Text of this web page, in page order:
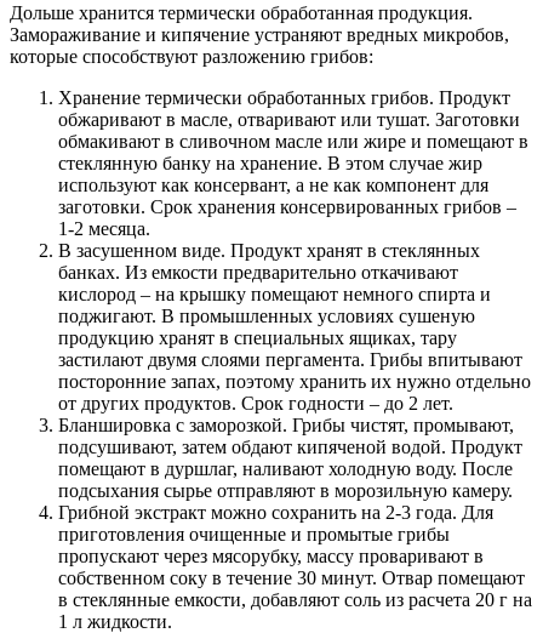
Дольше хранится термически обработанная продукция.
Замораживание и кипячение устраняют вредных микробов,
которые способствуют разложению грибов:
Хранение термически обработанных грибов. Продукт
обжаривают в масле, отваривают или тушат. Заготовки
обмакивают в сливочном масле или жире и помещают в
стеклянную банку на хранение. В этом случае жир
используют как консервант, а не как компонент для
заготовки. Срок хранения консервированных грибов –
1-2 месяца.
В засушенном виде. Продукт хранят в стеклянных
банках. Из емкости предварительно откачивают
кислород – на крышку помещают немного спирта и
поджигают. В промышленных условиях сушеную
продукцию хранят в специальных ящиках, тару
застилают двумя слоями пергамента. Грибы впитывают
посторонние запах, поэтому хранить их нужно отдельно
от других продуктов. Срок годности – до 2 лет.
Бланшировка с заморозкой. Грибы чистят, промывают,
подсушивают, затем обдают кипяченой водой. Продукт
помещают в дуршлаг, наливают холодную воду. После
подсыхания сырье отправляют в морозильную камеру.
Грибной экстракт можно сохранить на 2-3 года. Для
приготовления очищенные и промытые грибы
пропускают через мясорубку, массу проваривают в
собственном соку в течение 30 минут. Отвар помещают
в стеклянные емкости, добавляют соль из расчета 20 г на
1 л жидкости.